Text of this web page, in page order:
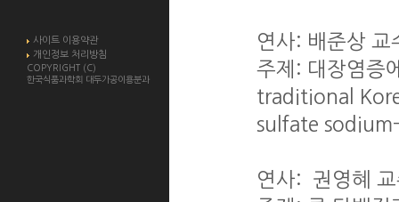
사이트 이용약관
개인정보 처리방침
COPYRIGHT (C)
한국식품과학회 대두가공이용분과
연사: 배준상
주제: 대장염증
traditional
sulfate
연사: 권영혜